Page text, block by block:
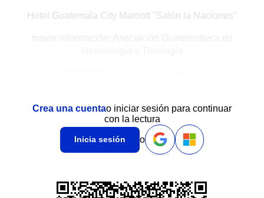
Hotel Guatemala City Marriott "Salón la Naciones"
Crea una cuentao iniciar sesión para continuar
con la lectura
Inicia sesión o